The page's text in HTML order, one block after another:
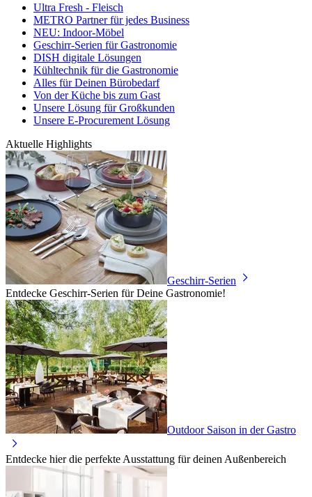
Ultra Fresh - Fleisch
METRO Partner für jedes Business
NEU: Indoor-Möbel
Geschirr-Serien für Gastronomie
DISH digitale Lösungen
Kühltechnik für die Gastronomie
Alles für Deinen Bürobedarf
Von der Küche bis zum Gast
Unsere Lösung für Großkunden
Unsere E-Procurement Lösung
Aktuelle Highlights
Geschirr-Serien
Entdecke Geschirr-Serien für Deine Gastronomie!
Outdoor Saison in der Gastro
Entdecke hier die perfekte Ausstattung für deinen Außenbereich